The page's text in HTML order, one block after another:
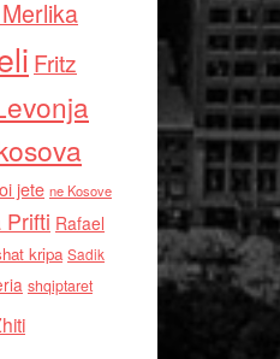
Fritz
jete ne Kosove
Prifti Rafael
kripa Sadik
shqiptaret